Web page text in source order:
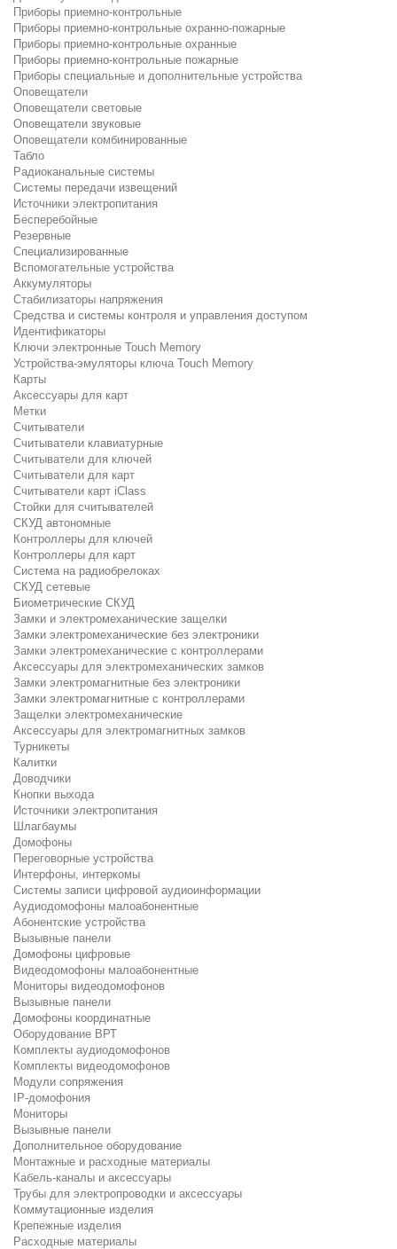
Приборы приемно-контрольные
Приборы приемно-контрольные охранно-пожарные
Приборы приемно-контрольные охранные
Приборы приемно-контрольные пожарные
Приборы специальные и дополнительные устройства
Оповещатели
Оповещатели световые
Оповещатели звуковые
Оповещатели комбинированные
Табло
Радиоканальные системы
Системы передачи извещений
Источники электропитания
Бесперебойные
Резервные
Специализированные
Вспомогательные устройства
Аккумуляторы
Стабилизаторы напряжения
Средства и системы контроля и управления доступом
Идентификаторы
Ключи электронные Touch Memory
Устройства-эмуляторы ключа Touch Memory
Карты
Аксессуары для карт
Метки
Считыватели
Считыватели клавиатурные
Считыватели для ключей
Считыватели для карт
Считыватели карт iClass
Стойки для считывателей
СКУД автономные
Контроллеры для ключей
Контроллеры для карт
Система на радиобрелоках
СКУД сетевые
Биометрические СКУД
Замки и электромеханические защелки
Замки электромеханические без электроники
Замки электромеханические с контроллерами
Аксессуары для электромеханических замков
Замки электромагнитные без электроники
Замки электромагнитные с контроллерами
Защелки электромеханические
Аксессуары для электромагнитных замков
Турникеты
Калитки
Доводчики
Кнопки выхода
Источники электропитания
Шлагбаумы
Домофоны
Переговорные устройства
Интерфоны, интеркомы
Системы записи цифровой аудиоинформации
Аудиодомофоны малоабонентные
Абонентские устройства
Вызывные панели
Домофоны цифровые
Видеодомофоны малоабонентные
Мониторы видеодомофонов
Вызывные панели
Домофоны координатные
Оборудование ВРТ
Комплекты аудиодомофонов
Комплекты видеодомофонов
Модули сопряжения
IP-домофония
Мониторы
Вызывные панели
Дополнительное оборудование
Монтажные и расходные материалы
Кабель-каналы и аксессуары
Трубы для электропроводки и аксессуары
Коммутационные изделия
Крепежные изделия
Расходные материалы